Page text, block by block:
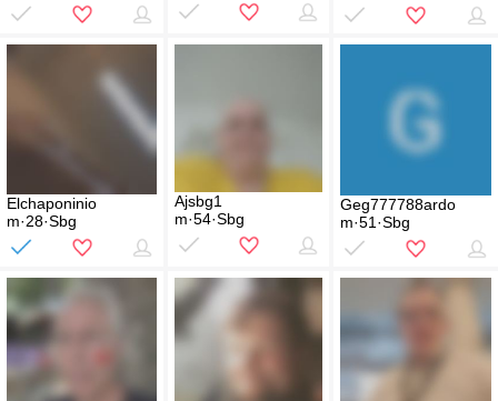
Elchaponinio
m·28·Sbg
Ajsbg1
m·54·Sbg
Geg777788ardo
m·51·Sbg